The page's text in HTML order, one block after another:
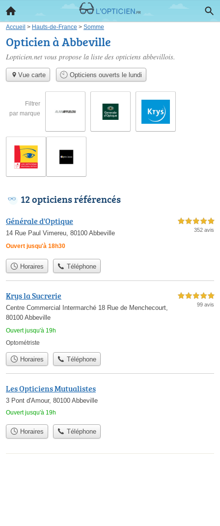
Accueil > Hauts-de-France > Somme
Opticien à Abbeville
Lopticien.net vous propose la liste des opticiens abbevillois.
Vue carte Opticiens ouverts le lundi
Filtrer
par marque
12 opticiens référencés
Générale d'Optique
14 Rue Paul Vimereu, 80100 Abbeville
Ouvert jusqu'à 18h30
5,0 étoiles sur 5
352 avis
Horaires Téléphone
Krys la Sucrerie
Centre Commercial Intermarché 18 Rue de Menchecourt,
80100 Abbeville
Ouvert jusqu'à 19h
5,0 étoiles sur 5
99 avis
Optométriste
Horaires Téléphone
Les Opticiens Mutualistes
3 Pont d'Amour, 80100 Abbeville
Ouvert jusqu'à 19h
Horaires Téléphone